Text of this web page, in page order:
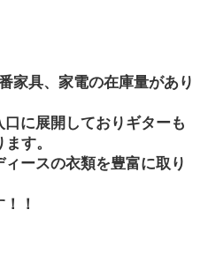
家具、家電の在庫量があり
に展開しておりギターも
す。
ースの衣類を豊富に取り
！